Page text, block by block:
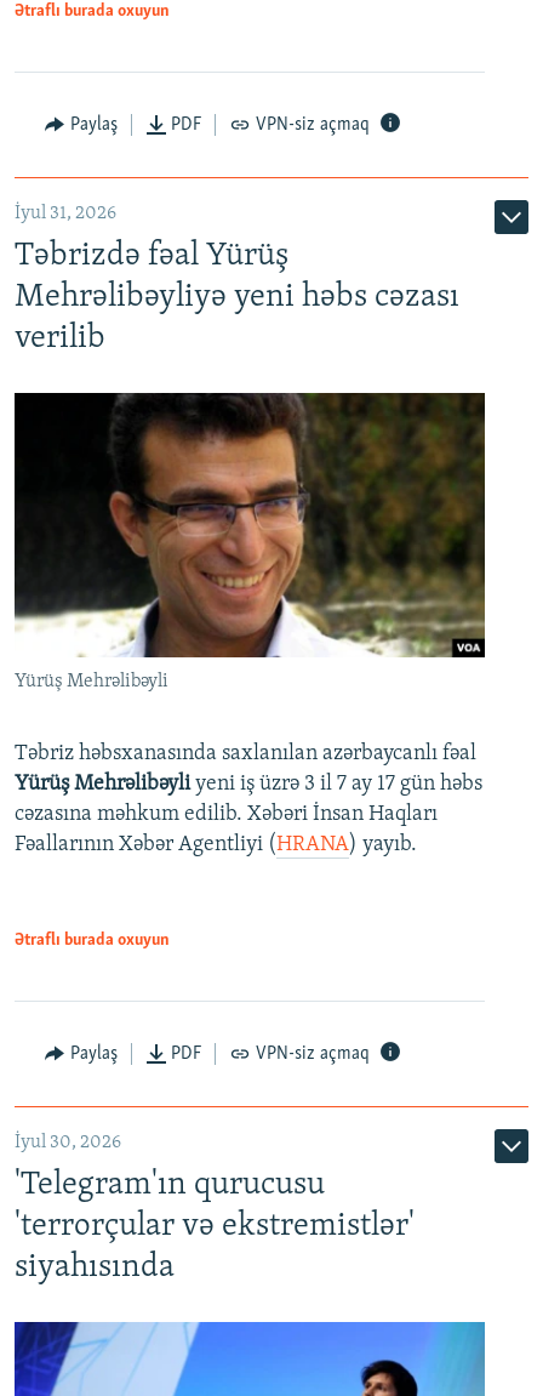
Ətraflı burada oxuyun
Paylaş PDF VPN-siz açmaq
İyul 31, 2026
Təbrizdə fəal Yürüş
Mehrəlibəyliyə yeni həbs cəzası
verilib
Yürüş Mehrəlibəyli
Təbriz həbsxanasında saxlanılan azərbaycanlı fəal
Yürüş Mehrəlibəyliyeni iş üzrə 3 il 7 ay 17 gün həbs
cəzasına məhkum edilib. Xəbəri İnsan Haqları
Fəallarının Xəbər Agentliyi (HRANA) yayıb.
Ətraflı burada oxuyun
Paylaş PDF VPN-siz açmaq
İyul 30, 2026
'Telegram'ın qurucusu
'terrorçular və ekstremistlər'
siyahısında